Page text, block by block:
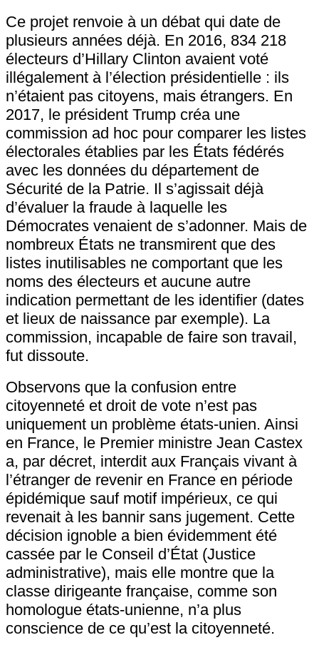
Ce projet renvoie à un débat qui date de
plusieurs années déjà. En 2016, 834 218
électeurs d’Hillary Clinton avaient voté
illégalement à l’élection présidentielle : ils
n’étaient pas citoyens, mais étrangers. En
2017, le président Trump créa une
commission ad hoc pour comparer les listes
électorales établies par les États fédérés
avec les données du département de
Sécurité de la Patrie. Il s’agissait déjà
d’évaluer la fraude à laquelle les
Démocrates venaient de s’adonner. Mais de
nombreux États ne transmirent que des
listes inutilisables ne comportant que les
noms des électeurs et aucune autre
indication permettant de les identifier (dates
et lieux de naissance par exemple). La
commission, incapable de faire son travail,
fut dissoute.
Observons que la confusion entre
citoyenneté et droit de vote n’est pas
uniquement un problème états-unien. Ainsi
en France, le Premier ministre Jean Castex
a, par décret, interdit aux Français vivant à
l’étranger de revenir en France en période
épidémique sauf motif impérieux, ce qui
revenait à les bannir sans jugement. Cette
décision ignoble a bien évidemment été
cassée par le Conseil d’État (Justice
administrative), mais elle montre que la
classe dirigeante française, comme son
homologue états-unienne, n’a plus
conscience de ce qu’est la citoyenneté.